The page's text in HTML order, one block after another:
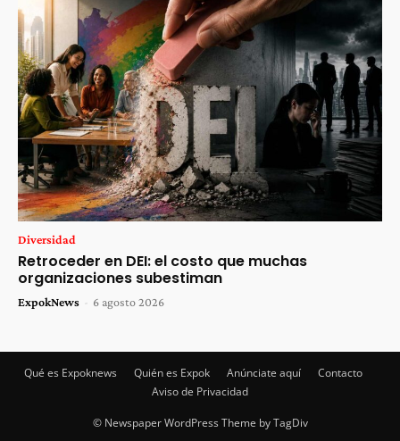
Diversidad
Retroceder en DEI: el costo que muchas
organizaciones subestiman
ExpokNews - 6 agosto 2026
Qué es Expoknews Quién es Expok Anúnciate aquí
Contacto
Aviso de Privacidad
© Newspaper WordPress Theme by TagDiv